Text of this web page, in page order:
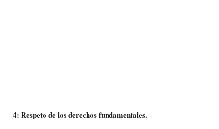
4: Respeto de los derechos fundamentales.